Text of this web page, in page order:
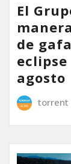
El
de
agosto
torrent